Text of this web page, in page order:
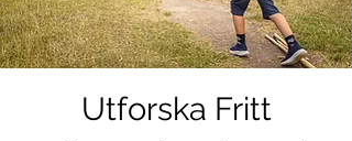
Utforska Fritt